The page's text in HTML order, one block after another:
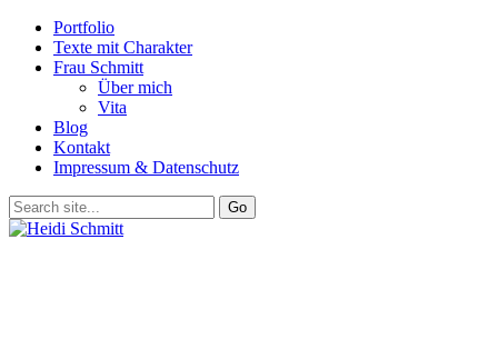
Portfolio
Texte mit Charakter
Frau Schmitt
Über mich
Vita
Blog
Kontakt
Impressum & Datenschutz